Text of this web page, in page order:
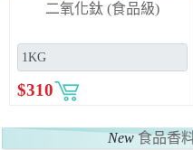
二氧化鈦 (食品級)
$310
New 食品香